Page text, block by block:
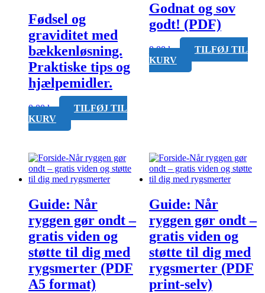
Fødsel og
graviditet med
bækkenløsning.
Praktiske tips og
hjælpemidler.
0,00kr.
TILFØJ TIL
KURV
Godnat og sov
godt! (PDF)
0,00kr.
TILFØJ TIL
KURV
Guide: Når
ryggen gør ondt –
gratis viden og
støtte til dig med
rygsmerter (PDF
A5 format)
Guide: Når
ryggen gør ondt –
gratis viden og
støtte til dig med
rygsmerter (PDF
print-selv)